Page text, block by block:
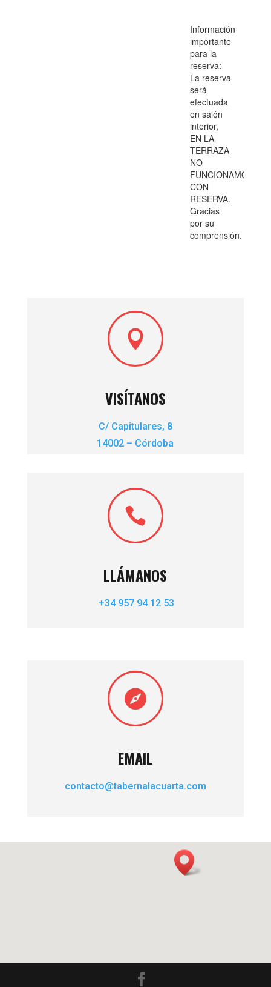

VISÍTANOS
C/ Capitulares, 8
14002 – Córdoba

LLÁMANOS
+34 957 94 12 53

EMAIL
contacto@tabernalacuarta.com